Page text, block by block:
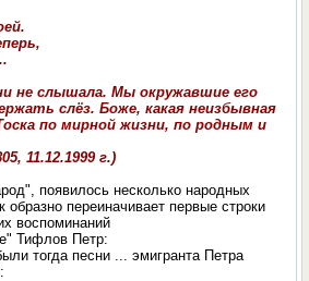
не слышала. Мы окружавшие его
слёз. Боже, какая неизбывная
по мирной жизни, по родным и
11.12.1999 г.)
появилось несколько народных
образно переиначивает первые строки
воспоминаний
Тифлов Петр:
тогда песни ... эмигранта Петра